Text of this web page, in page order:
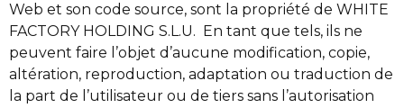
Web et son code source, sont la propriété de WHITE
FACTORY HOLDING S.L.U. En tant que tels, ils ne
peuvent faire l’objet d’aucune modification, copie,
altération, reproduction, adaptation ou traduction de
la part de l’utilisateur ou de tiers sans l’autorisation